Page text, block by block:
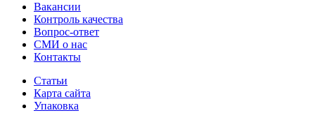
Вакансии
Контроль качества
Вопрос-ответ
СМИ о нас
Контакты
Статьи
Карта сайта
Упаковка